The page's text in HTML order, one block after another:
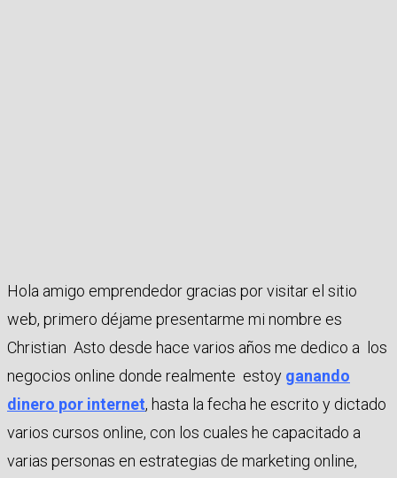
Hola amigo emprendedor gracias por visitar el sitio
web, primero déjame presentarme mi nombre es
Christian Asto desde hace varios años me dedico a los
negocios online donde realmente estoy ganando
dinero por internet, hasta la fecha he escrito y dictado
varios cursos online, con los cuales he capacitado a
varias personas en estrategias de marketing online,